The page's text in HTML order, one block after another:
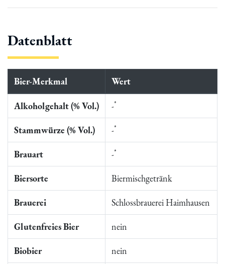
Datenblatt
Bier-Merkmal Wert
Alkoholgehalt (% Vol.) -*
Stammwürze (% Vol.) -*
Brauart -*
Biersorte Biermischgetränk
Brauerei Schlossbrauerei Haimhausen
Glutenfreies Bier nein
Biobier nein